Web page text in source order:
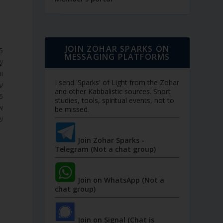
JOIN ZOHAR SPARKS ON
MESSAGING PLATFORMS
I send 'Sparks' of Light from the Zohar
and other Kabbalistic sources. Short
studies, tools, spiritual events, not to
be missed.
Join Zohar Sparks -
Telegram (Not a chat group)
Join on WhatsApp (Not a
chat group)
Join on Signal (Chat is